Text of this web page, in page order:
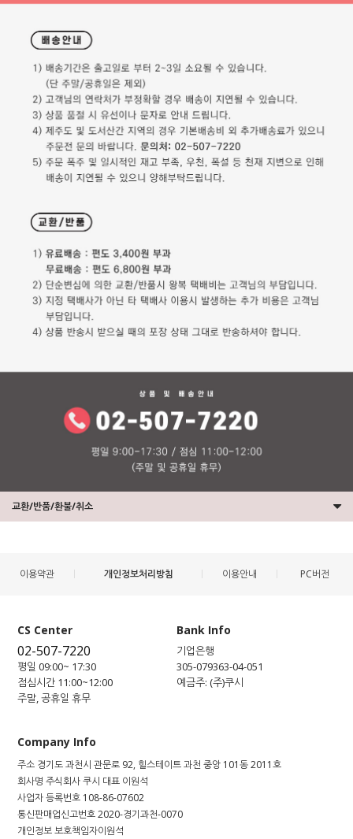
교환/반품/환불/취소
이용약관 개인정보처리방침 이용안내 PC버전
CS Center
02-507-7220
평일 09:00~ 17:30
점심시간 11:00~12:00
주말, 공휴일 휴무
Bank Info
기업은행
305-079363-04-051
예금주: (주)쿠시
Company Info
주소 경기도 과천시 관문로 92, 힐스테이트 과천 중앙 101동 2011호
회사명 주식회사 쿠시 대표 이원석
사업자 등록번호 108-86-07602
통신판매업신고번호2020-경기과천-0070
개인정보 보호책임자이원석